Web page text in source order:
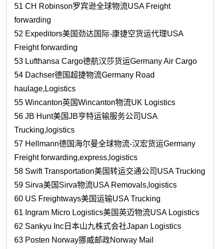
51 CH Robinson罗宾逊全球物流USA Freight
forwarding
52 Expeditors美国劲达国际-康捷空货运代理USA
Freight forwarding
53 Lufthansa Cargo德航汉莎货运Germany Air Cargo
54 Dachser德国超捷物流Germany Road
haulage,Logistics
55 Wincanton英国Wincanton物流UK Logistics
56 JB Hunt美国JB亨特运输服务公司USA
Trucking,logistics
57 Hellmann德国海尔曼全球物流-汉宏货运Germany
Freight forwarding,express,logistics
58 Swift Transportation美国转运交通公司USA Trucking
59 Sirva美国Sirva物流USA Removals,logistics
60 US Freightways美国运输USA Trucking
61 Ingram Micro Logistics美国英迈物流USA Logistics
62 Sankyu Inc日本山九株式会社Japan Logistics
63 Posten Norway挪威邮政Norway Mail